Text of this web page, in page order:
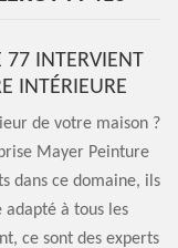
77 INTERVIENT
INTÉRIEURE
de votre maison ?
Mayer Peinture
dans ce domaine, ils
adapté à tous les
ce sont des experts